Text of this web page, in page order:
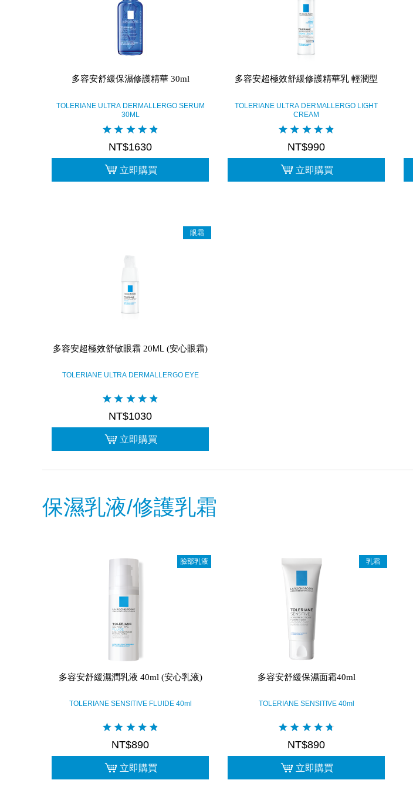
多容安舒緩保濕修護精華 30ml
TOLERIANE ULTRA DERMALLERGO SERUM
30ML
NT$1630
立即購買
多容安超極效舒緩修護精華乳 輕潤型
TOLERIANE ULTRA DERMALLERGO LIGHT
CREAM
NT$990
立即購買
眼霜
多容安超極效舒敏眼霜 20ML (安心眼霜)
TOLERIANE ULTRA DERMALLERGO EYE
NT$1030
立即購買
保濕乳液/修護乳霜
臉部乳液
多容安舒緩濕潤乳液 40ml (安心乳液)
TOLERIANE SENSITIVE FLUIDE 40ml
NT$890
立即購買
乳霜
多容安舒緩保濕面霜40ml
TOLERIANE SENSITIVE 40ml
NT$890
立即購買